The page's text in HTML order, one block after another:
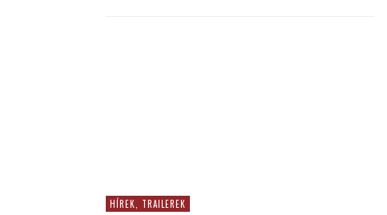
HÍREK, TRAILEREK